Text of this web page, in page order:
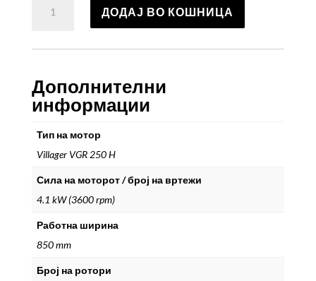
V
ДОДАЈ ВО КОШНИЦА
Дополнителни
информации
Тип на мотор
Villager VGR 250 H
Сила на моторот / број на вртежи
4.1 kW (3600 rpm)
Работна ширина
850 mm
Број на ротори